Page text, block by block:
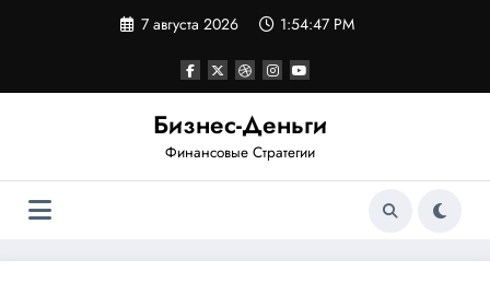
7 августа 2026 1:54:48 PM
Бизнес-Деньги
Финансовые Стратегии